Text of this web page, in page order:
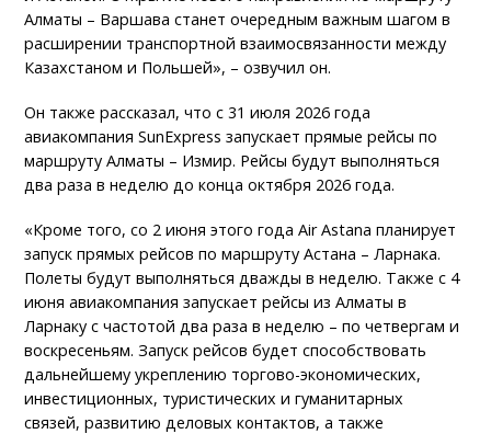
Алматы – Варшава станет очередным важным шагом в
расширении транспортной взаимосвязанности между
Казахстаном и Польшей», – озвучил он.
Он также рассказал, что с 31 июля 2026 года
авиакомпания SunExpress запускает прямые рейсы по
маршруту Алматы – Измир. Рейсы будут выполняться
два раза в неделю до конца октября 2026 года.
«Кроме того, со 2 июня этого года Air Astana планирует
запуск прямых рейсов по маршруту Астана – Ларнака.
Полеты будут выполняться дважды в неделю. Также с 4
июня авиакомпания запускает рейсы из Алматы в
Ларнаку с частотой два раза в неделю – по четвергам и
воскресеньям. Запуск рейсов будет способствовать
дальнейшему укреплению торгово-экономических,
инвестиционных, туристических и гуманитарных
связей, развитию деловых контактов, а также